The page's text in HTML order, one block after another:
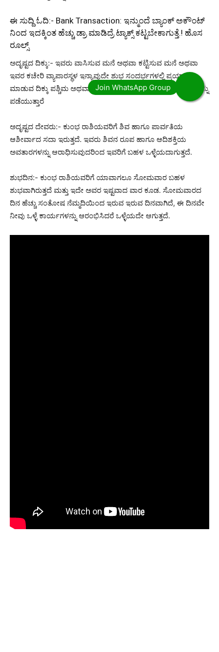
ಈ ಸುದ್ದಿ ಓದಿ:- Bank Transaction: ಇನ್ಮುಂದೆ ಬ್ಯಾಂಕ್ ಅಕೌಂಟ್
ನಿಂದ ಇದಕ್ಕಿಂತ‌ ಹೆಚ್ಚು ಡ್ರಾ ಮಾಡಿದ್ರೆ ಟ್ಯಾಕ್ಸ್ ಕಟ್ಟಬೇಕಾಗುತ್ತೆ.! ಹೊಸ
ರೂಲ್ಸ್
ಅದೃಷ್ಟದ ದಿಕ್ಕು:- ಇವರು ವಾಸಿಸುವ ಮನೆ ಅಥವಾ ಕಟ್ಟಿಸುವ ಮನೆ ಅಥವಾ
ಇವರ ಕಚೇರಿ ವ್ಯಾಪಾರಸ್ಥಳ ಇನ್ಯಾವುದೇ ಶುಭ ಸಂದರ್ಭಗಳಲ್ಲಿ ಪ್ರಯಾಣ
ಮಾಡುವ ದಿಕ್ಕು ಪಶ್ಚಿಮ ಅಥವಾ ಉತ್ತರ ಆಗಿದ್ದರೆ ಇವರು ನಿರೀಕ್ಷಿಸಿದ ಫಲಗಳನ್ನು
ಪಡೆಯುತ್ತಾರೆ
ಅದೃಷ್ಟದ ದೇವರು:- ಕುಂಭ ರಾಶಿಯವರಿಗೆ ಶಿವ ಹಾಗೂ ಪಾರ್ವತಿಯ
ಆಶೀರ್ವಾದ ಸದಾ ಇರುತ್ತದೆ. ಇವರು ಶಿವನ ರೂಪ ಹಾಗೂ ಆದಿಶಕ್ತಿಯ
ಅವತಾರಗಳನ್ನು ಆರಾಧಿಸುವುದರಿಂದ ಇವರಿಗೆ ಬಹಳ ಒಳ್ಳೆಯದಾಗುತ್ತದೆ.
ಶುಭದಿನ:- ಕುಂಭ ರಾಶಿಯವರಿಗೆ ಯಾವಾಗಲೂ ಸೋಮವಾರ ಬಹಳ
ಶುಭವಾಗಿರುತ್ತದೆ ಮತ್ತು ಇದೇ ಅವರ ಇಷ್ಟವಾದ ವಾರ ಕೂಡ. ಸೋಮವಾರದ
ದಿನ ಹೆಚ್ಚು ಸಂತೋಷ ನೆಮ್ಮದಿಯಿಂದ ಇರುವ ಇರುವ ದಿನವಾಗಿದೆ, ಈ ದಿನವೇ
ನೀವು ಒಳ್ಳೆ ಕಾರ್ಯಗಳನ್ನು ಆರಂಭಿಸಿದರೆ ಒಳ್ಳೆಯದೇ ಆಗುತ್ತದೆ.